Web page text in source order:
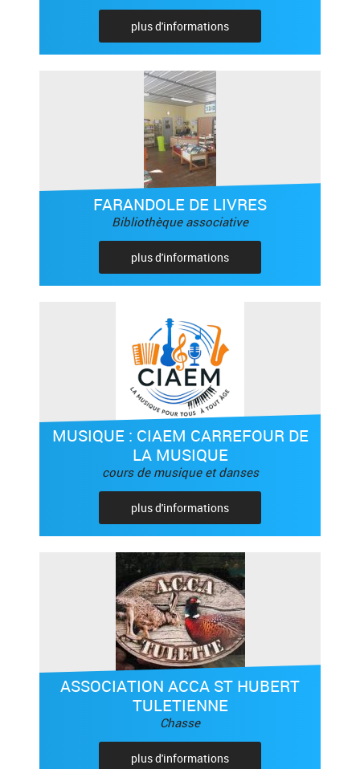
plus d'informations
FARANDOLE DE LIVRES
Bibliothèque associative
plus d'informations
MUSIQUE : CIAEM CARREFOUR DE
LA MUSIQUE
cours de musique et danses
plus d'informations
ASSOCIATION ACCA ST HUBERT
TULETIENNE
Chasse
plus d'informations